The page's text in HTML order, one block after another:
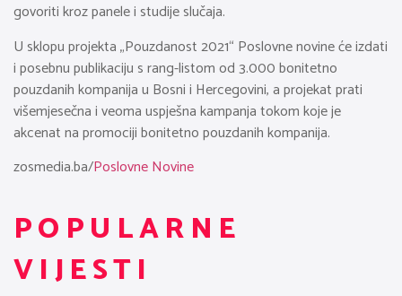
govoriti kroz panele i studije slučaja.
U sklopu projekta „Pouzdanost 2021“ Poslovne novine će izdati
i posebnu publikaciju s rang-listom od 3.000 bonitetno
pouzdanih kompanija u Bosni i Hercegovini, a projekat prati
višemjesečna i veoma uspješna kampanja tokom koje je
akcenat na promociji bonitetno pouzdanih kompanija.
zosmedia.ba/Poslovne Novine
POPULARNE
VIJESTI